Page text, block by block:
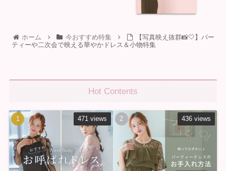
ホーム 今おすすめ特集
【写真映え抜群📸🤍】パー
ティーや二次会で映える華やかドレス＆小物特集
Hot Contents
471 views 436 views